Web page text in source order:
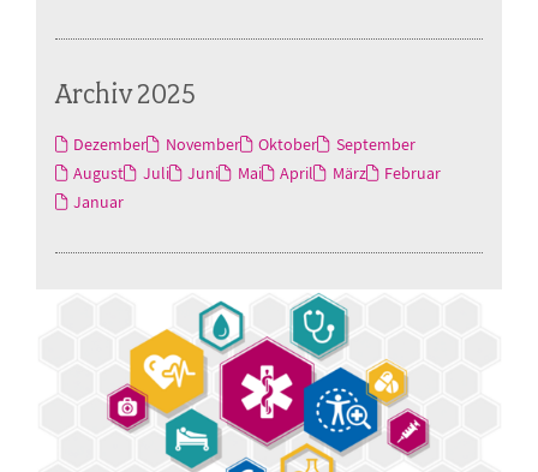
Archiv 2025
Dezember November Oktober
September
August
Juli Juni Mai April März
Februar
Januar